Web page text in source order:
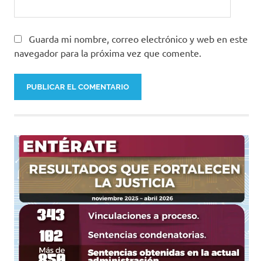
Guarda mi nombre, correo electrónico y web en este
navegador para la próxima vez que comente.